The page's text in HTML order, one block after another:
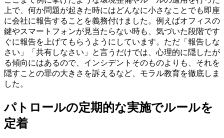
上で、何か問題が起きた時にはどんなに小さなことでも即座
に会社に報告することを義務付けました。例えばオフィスの
鍵やスマートフォンが見当たらない時も、気づいた段階です
ぐに報告を上げてもらうようにしています。ただ「報告しな
さい」「共有しなさい」と言うだけでは、心理的に隠したが
る傾向にはあるので、インシデントそのものよりも、それを
隠すことの罪の大きさを訴えるなど、モラル教育を徹底しま
した。
パトロールの定期的な実施でルールを
定着